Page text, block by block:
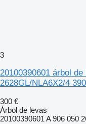
3
20100390601 árbol
2628GL/NLA6X2/4
300 €
Árbol de levas
20100390601 A 906 050